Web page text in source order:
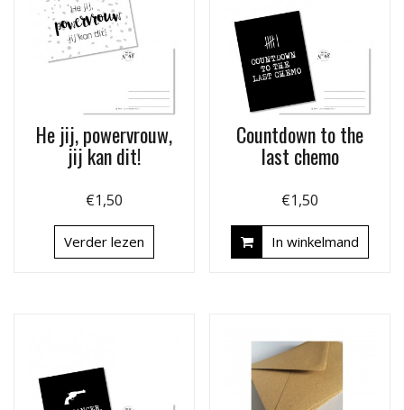
He jij, powervrouw,
jij kan dit!
€1,50
Verder lezen
Countdown to the
last chemo
€1,50
In winkelmand